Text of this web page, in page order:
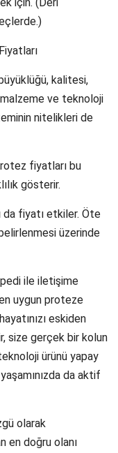
kalitesi,
malzeme ve teknoloji
nitelikleri de
fiyatları bu
gösterir.
da fiyatı etkiler. Öte
üzerinde
ile iletişime
uygun proteze
eskiden
size gerçek bir kolun
ürünü yapay
da aktif
olarak
en doğru olanı